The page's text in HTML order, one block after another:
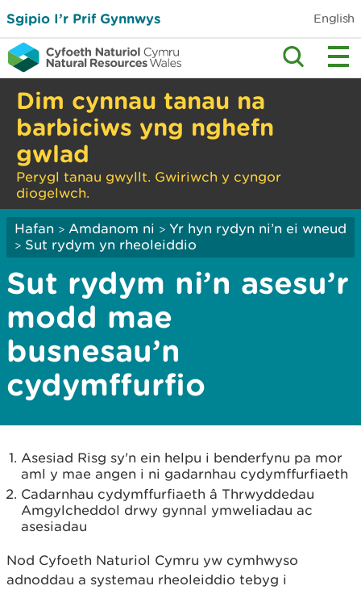
Sgipio I’r Prif Gynnwys English
Dim cynnau tanau na
barbiciws yng nghefn
gwlad
Perygl tanau gwyllt. Gwiriwch y cyngor
diogelwch.
Hafan > Amdanom ni > Yr hyn rydyn ni’n ei wneud
> Sut rydym yn rheoleiddio
Sut rydym ni’n asesu’r
modd mae
busnesau’n
cydymffurfio
Asesiad Risg sy'n ein helpu i benderfynu pa mor
aml y mae angen i ni gadarnhau cydymffurfiaeth
Cadarnhau cydymffurfiaeth â Thrwyddedau
Amgylcheddol drwy gynnal ymweliadau ac
asesiadau
Nod Cyfoeth Naturiol Cymru yw cymhwyso
adnoddau a systemau rheoleiddio tebyg i